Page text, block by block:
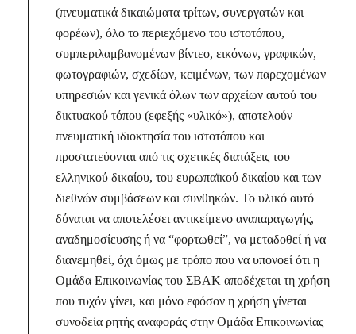
(πνευματικά δικαιώματα τρίτων, συνεργατών και
φορέων), όλο το περιεχόμενο του ιστοτόπου,
συμπεριλαμβανομένων βίντεο, εικόνων, γραφικών,
φωτογραφιών, σχεδίων, κειμένων, των παρεχομένων
υπηρεσιών και γενικά όλων των αρχείων αυτού του
δικτυακού τόπου (εφεξής «υλικό»), αποτελούν
πνευματική ιδιοκτησία του ιστοτόπου και
προστατεύονται από τις σχετικές διατάξεις του
ελληνικού δικαίου, του ευρωπαϊκού δικαίου και των
διεθνών συμβάσεων και συνθηκών. Το υλικό αυτό
δύναται να αποτελέσει αντικείμενο αναπαραγωγής,
αναδημοσίευσης ή να “φορτωθεί”, να μεταδοθεί ή να
διανεμηθεί, όχι όμως με τρόπο που να υπονοεί ότι η
Ομάδα Επικοινωνίας του ΣΒΑΚ αποδέχεται τη χρήση
που τυχόν γίνει, και μόνο εφόσον η χρήση γίνεται
συνοδεία ρητής αναφοράς στην Ομάδα Επικοινωνίας